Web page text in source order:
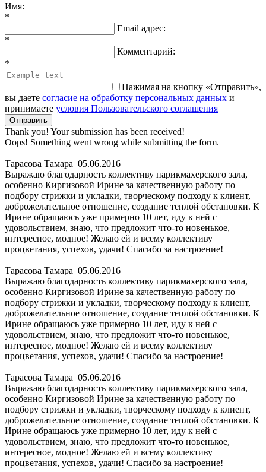
Имя:
*
Email адрес:
*
Комментарий:
*
Нажимая на кнопку «Отправить»,
вы даете согласие на обработку персональных данных и
принимаете условия Пользовательского соглашения
Thank you! Your submission has been received!
Oops! Something went wrong while submitting the form.
Тарасова Тамара 05.06.2016
Выражаю благодарность коллективу парикмахерского зала,
особенно Киргизовой Ирине за качественную работу по
подбору стрижки и укладки, творческому подходу к клиент,
доброжелательное отношение, создание теплой обстановки. К
Ирине обращаюсь уже примерно 10 лет, иду к ней с
удовольствием, знаю, что предложит что-то новенькое,
интересное, модное! Желаю ей и всему коллективу
процветания, успехов, удачи! Спасибо за настроение!
Тарасова Тамара 05.06.2016
Выражаю благодарность коллективу парикмахерского зала,
особенно Киргизовой Ирине за качественную работу по
подбору стрижки и укладки, творческому подходу к клиент,
доброжелательное отношение, создание теплой обстановки. К
Ирине обращаюсь уже примерно 10 лет, иду к ней с
удовольствием, знаю, что предложит что-то новенькое,
интересное, модное! Желаю ей и всему коллективу
процветания, успехов, удачи! Спасибо за настроение!
Тарасова Тамара 05.06.2016
Выражаю благодарность коллективу парикмахерского зала,
особенно Киргизовой Ирине за качественную работу по
подбору стрижки и укладки, творческому подходу к клиент,
доброжелательное отношение, создание теплой обстановки. К
Ирине обращаюсь уже примерно 10 лет, иду к ней с
удовольствием, знаю, что предложит что-то новенькое,
интересное, модное! Желаю ей и всему коллективу
процветания, успехов, удачи! Спасибо за настроение!